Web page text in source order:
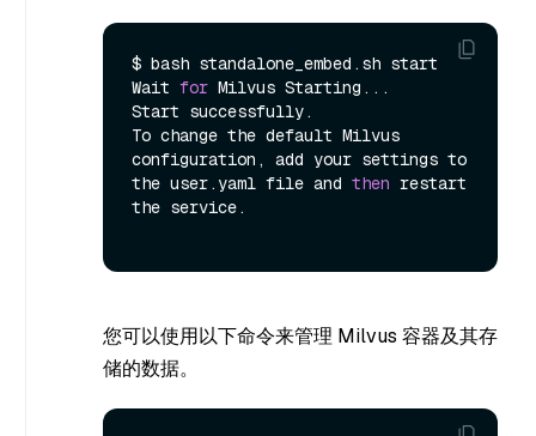
$ bash standalone_embed.sh start
Wait for Milvus Starting...
Start successfully.
To change the default Milvus
configuration, add your settings to
the user.yaml file and then restart
the service.
您可以使用以下命令来管理 Milvus 容器及其存
储的数据。